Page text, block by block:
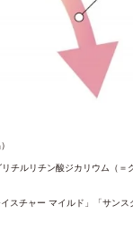
チルリチン酸ジカリウム（＝
チャー マイルド」「サン